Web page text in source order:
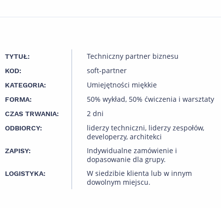
TYTUŁ: Techniczny partner biznesu
KOD: soft-partner
KATEGORIA: Umiejętności miękkie
FORMA: 50% wykład, 50% ćwiczenia i warsztaty
CZAS TRWANIA: 2 dni
ODBIORCY:
liderzy techniczni, liderzy zespołów,
developerzy, architekci
ZAPISY:
Indywidualne zamówienie i
dopasowanie dla grupy.
LOGISTYKA:
W siedzibie klienta lub w innym
dowolnym miejscu.